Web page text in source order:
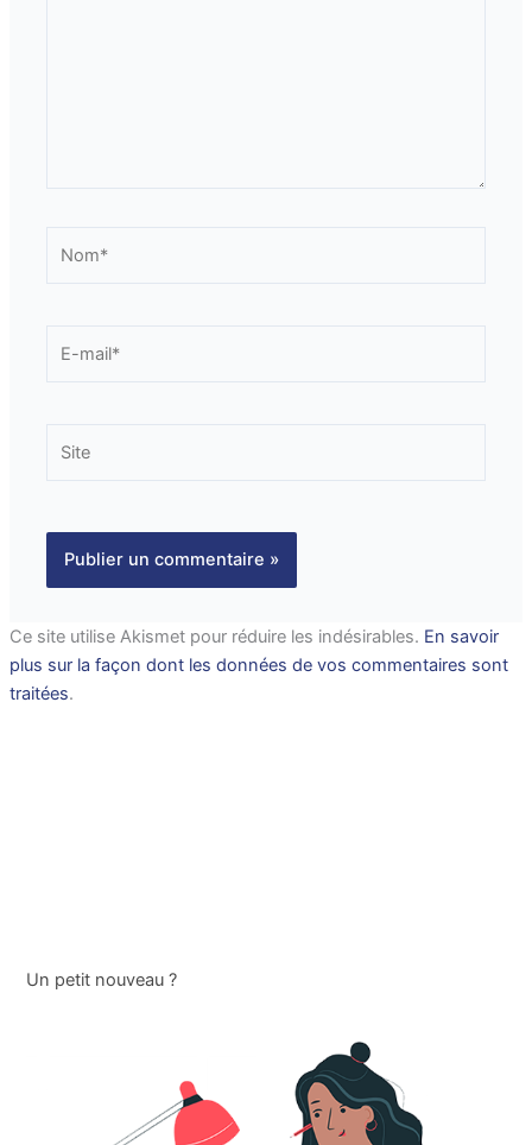
mail*
Ce site utilise Akismet pour réduire les indésirables. En savoir
plus sur la façon dont les données de vos commentaires sont
traitées.
Un petit nouveau ?